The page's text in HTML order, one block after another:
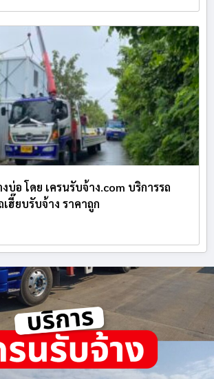
บ่อ โดย เครนรับจ้าง.com บริการรถ
เฮี๊ยบรับจ้าง ราคาถูก